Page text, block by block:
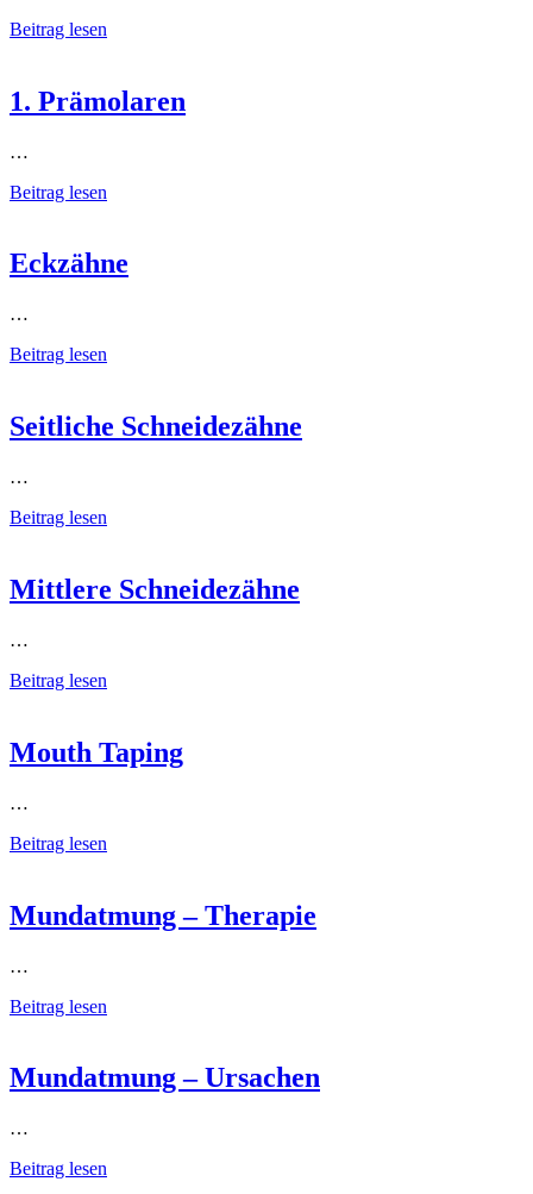
Beitrag lesen
1. Prämolaren
…
Beitrag lesen
Eckzähne
…
Beitrag lesen
Seitliche Schneidezähne
…
Beitrag lesen
Mittlere Schneidezähne
…
Beitrag lesen
Mouth Taping
…
Beitrag lesen
Mundatmung – Therapie
…
Beitrag lesen
Mundatmung – Ursachen
…
Beitrag lesen